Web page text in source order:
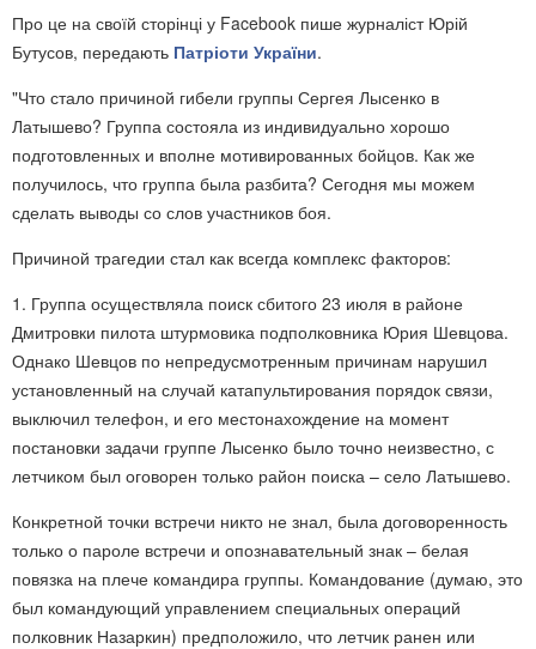
Про це на своїй сторінці у Facebook пише журналіст Юрій
Бутусов, передають Патріоти України.
"Что стало причиной гибели группы Сергея Лысенко в
Латышево? Группа состояла из индивидуально хорошо
подготовленных и вполне мотивированных бойцов. Как же
получилось, что группа была разбита? Сегодня мы можем
сделать выводы со слов участников боя.
Причиной трагедии стал как всегда комплекс факторов:
1. Группа осуществляла поиск сбитого 23 июля в районе
Дмитровки пилота штурмовика подполковника Юрия Шевцова.
Однако Шевцов по непредусмотренным причинам нарушил
установленный на случай катапультирования порядок связи,
выключил телефон, и его местонахождение на момент
постановки задачи группе Лысенко было точно неизвестно, с
летчиком был оговорен только район поиска – село Латышево.
Конкретной точки встречи никто не знал, была договоренность
только о пароле встречи и опознавательный знак – белая
повязка на плече командира группы. Командование (думаю, это
был командующий управлением специальных операций
полковник Назаркин) предположило, что летчик ранен или